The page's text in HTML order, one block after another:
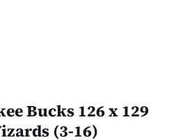
Bucks 126 x 129
(3-16)